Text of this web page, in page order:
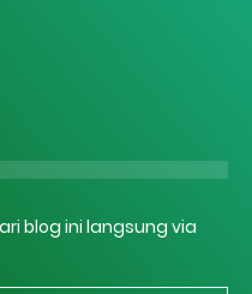
blog ini langsung via